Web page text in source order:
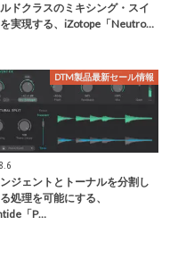
ドクラスのミキシング・スイ
実現する、iZotope「Neutro…
DTM製品最新セール情報
ンジェントとトーナルを分割し
処理を可能にする、
「P…